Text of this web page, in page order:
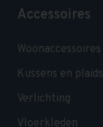
Accessoires
Woonaccessoires
Kussens en plaids
Verlichting
Vloerkleden